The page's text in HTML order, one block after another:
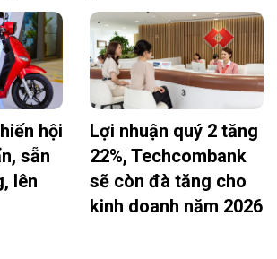
hội
sẵn
lên
Lợi nhuận quý 2 tăng
22%, Techcombank
sẽ còn đà tăng cho
kinh doanh năm 2026